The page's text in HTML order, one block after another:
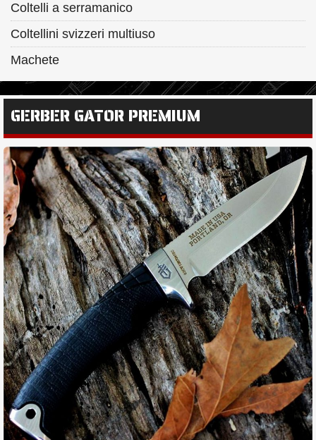
Coltelli a serramanico
Coltellini svizzeri multiuso
Machete
GERBER GATOR PREMIUM